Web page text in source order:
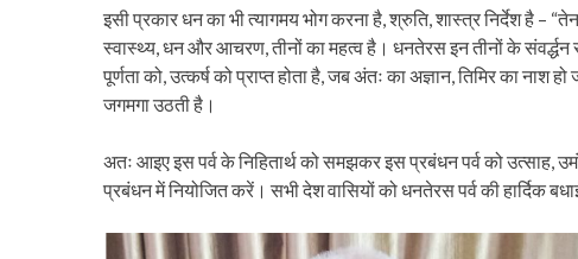
इसी प्रकार धन का भी त्यागमय भोग करना है, श्रुति, शास्त्र निर्देश है –
स्वास्थ्य, धन और आचरण, तीनों का महत्व है। धनतेरस इन तीनों के
पूर्णता को, उत्कर्ष को प्राप्त होता है, जब अंतः का अज्ञान, तिमिर का नाश
जगमगा उठती है।
अतः आइए इस पर्व के निहितार्थ को समझकर इस प्रबंधन पर्व को
प्रबंधन में नियोजित करें। सभी देश वासियों को धनतेरस पर्व की हार्दिक